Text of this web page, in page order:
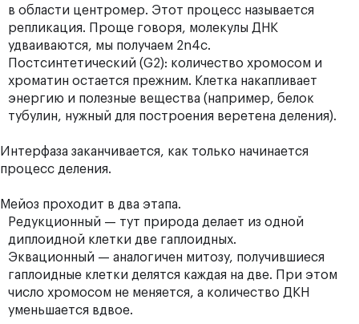
в области центромер. Этот процесс называется
репликация. Проще говоря, молекулы ДНК
удваиваются, мы получаем 2n4c.
Постсинтетический (G2): количество хромосом и
хроматин остается прежним. Клетка накапливает
энергию и полезные вещества (например, белок
тубулин, нужный для построения веретена деления).
Интерфаза заканчивается, как только начинается
процесс деления.
Мейоз проходит в два этапа.
Редукционный — тут природа делает из одной
диплоидной клетки две гаплоидных.
Эквационный — аналогичен митозу, получившиеся
гаплоидные клетки делятся каждая на две. При этом
число хромосом не меняется, а количество ДКН
уменьшается вдвое.